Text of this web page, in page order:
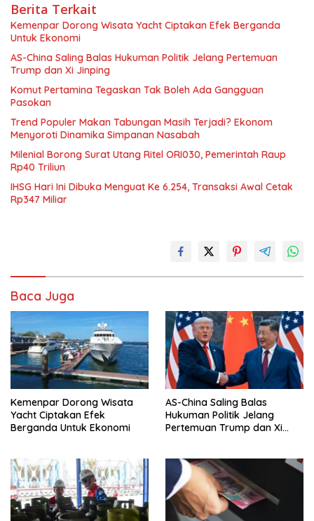
Berita Terkait
Kemenpar Dorong Wisata Yacht Ciptakan Efek Berganda
Untuk Ekonomi
AS-China Saling Balas Hukuman Politik Jelang Pertemuan
Trump dan Xi Jinping
Komut Pertamina Tegaskan Tak Boleh Ada Gangguan
Pasokan
Trend Populer Makan Tabungan Masih Terjadi? Ekonom
Menyoroti Dinamika Simpanan Nasabah
Milenial Borong Surat Utang Ritel ORI030, Pemerintah Raup
Rp40 Triliun
IHSG Hari Ini Dibuka Menguat Ke 6.254, Transaksi Awal Cetak
Rp347 Miliar
Baca Juga
Kemenpar Dorong Wisata
Yacht Ciptakan Efek
Berganda Untuk Ekonomi
AS-China Saling Balas
Hukuman Politik Jelang
Pertemuan Trump dan Xi